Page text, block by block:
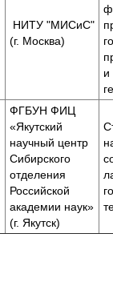
НИТУ "МИСиС"
(г. Москва)
и
ФГБУН ФИЦ
«Якутский
научный центр
Сибирского
отделения
Российской
академии наук»
(г. Якутск)